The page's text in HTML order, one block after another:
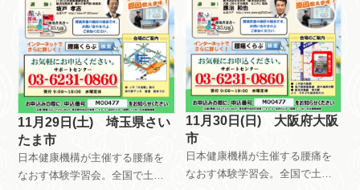
11月29日(土) 埼玉県さい
たま市
日本健康機構が主催する腰痛を
なおす体験学習会。全国で土曜
11月30日(日) 大阪府大阪
市
日本健康機構が主催する腰痛を
なおす体験学習会。全国で土曜